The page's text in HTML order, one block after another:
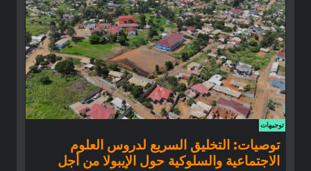
توجيهات
توصيات: التخليق السريع لدروس العلوم
الاجتماعية والسلوكية حول الإيبولا من أجل